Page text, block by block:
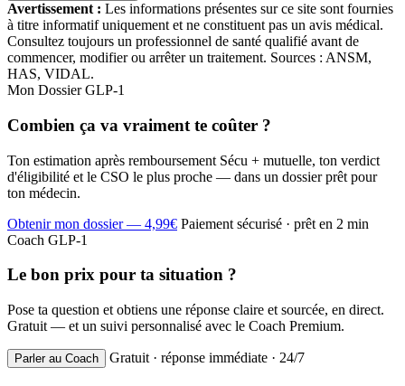
Avertissement : Les informations présentes sur ce site sont fournies
à titre informatif uniquement et ne constituent pas un avis médical.
Consultez toujours un professionnel de santé qualifié avant de
commencer, modifier ou arrêter un traitement. Sources : ANSM,
HAS, VIDAL.
Mon Dossier GLP-1
Combien ça va vraiment te coûter ?
Ton estimation après remboursement Sécu + mutuelle, ton verdict
d'éligibilité et le CSO le plus proche — dans un dossier prêt pour
ton médecin.
Obtenir mon dossier — 4,99€ Paiement sécurisé · prêt en 2 min
Coach GLP-1
Le bon prix pour ta situation ?
Pose ta question et obtiens une réponse claire et sourcée, en direct.
Gratuit — et un suivi personnalisé avec le Coach Premium.
Parler au Coach Gratuit · réponse immédiate · 24/7